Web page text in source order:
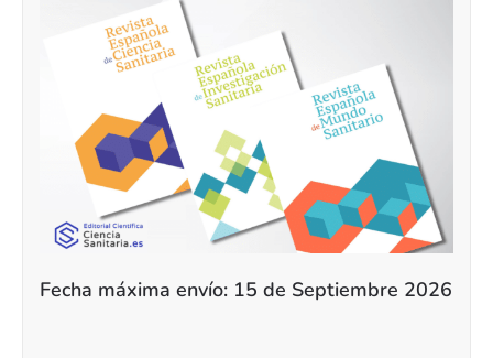
Fecha máxima envío: 15 de Septiembre 2026